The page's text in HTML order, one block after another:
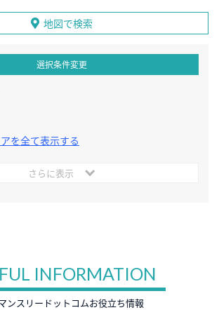
地図で検索
選択条件変更
を全て表示する
さらに表示
INFORMATION
ンスリードットコムお役立ち情報